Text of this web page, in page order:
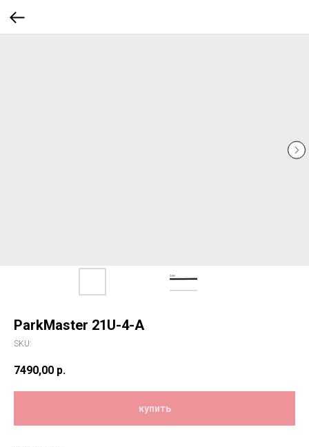
ParkMaster 21U-4-A
SKU:
7490,00 р.
купить